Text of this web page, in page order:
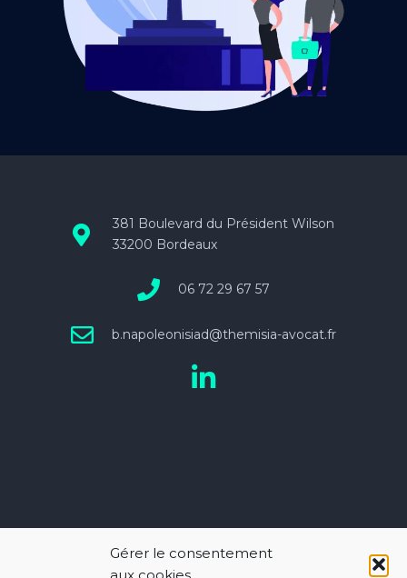
Gérer le consentement
381 Boulevard du Président Wilson
33200 Bordeaux
06 72 29 67 57
b.napo leonisiad@themisia-avocat.fr